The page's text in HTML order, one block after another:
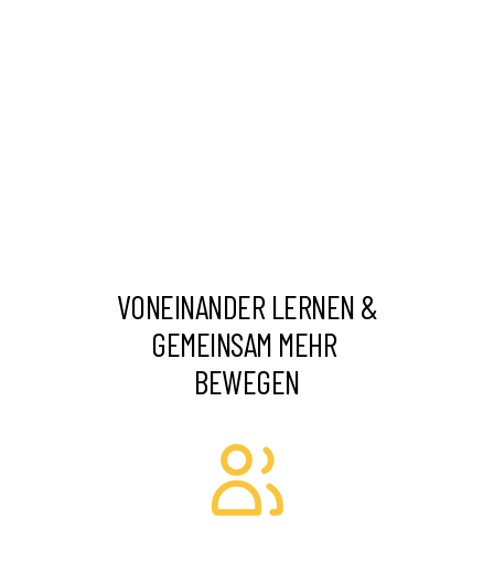
VONEINANDER LERNEN &
GEMEINSAM MEHR
BEWEGEN